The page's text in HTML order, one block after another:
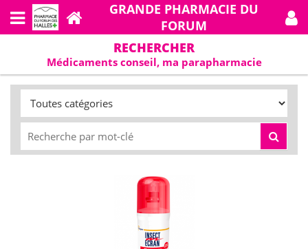
GRANDE PHARMACIE DU
FORUM
RECHERCHER
Médicaments conseil, ma parapharmacie